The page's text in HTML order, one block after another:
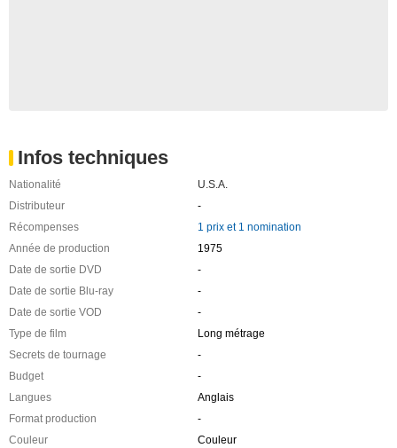
Infos techniques
Nationalité
U.S.A.
Distributeur
-
Récompenses
1 prix et 1 nomination
Année de production
1975
Date de sortie DVD
-
Date de sortie Blu-ray
-
Date de sortie VOD
-
Type de film
Long métrage
Secrets de tournage
-
Budget
-
Langues
Anglais
Format production
-
Couleur
Couleur